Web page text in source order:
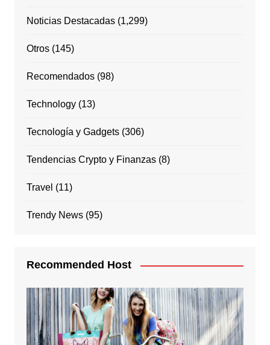
Noticias Destacadas(1,299)
Otros(145)
Recomendados(98)
Technology(13)
Tecnología y Gadgets(306)
Tendencias Crypto y Finanzas(8)
Travel (11)
Trendy News(95)
Recommended Host